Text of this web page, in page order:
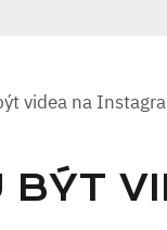
videa na
BÝT